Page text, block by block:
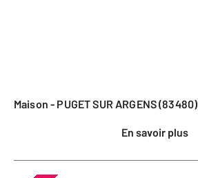
Maison - PUGET SUR ARGENS (83480)
En savoir plus